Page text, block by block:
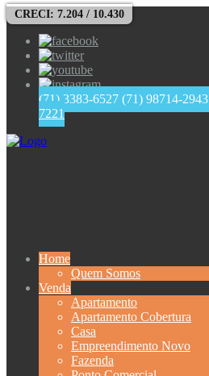
CRECI: 7.204 / 10.430
(71) 3383-6527 (71) 98714-2943
7221
Home
Quem Somos
Venda
Apartamento
Apartamento Cobertura
Casa
Empreendimento Novo
Fazenda